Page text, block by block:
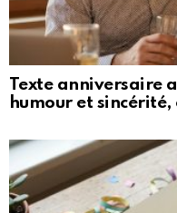
Texte anniversaire
humour et sincérité,